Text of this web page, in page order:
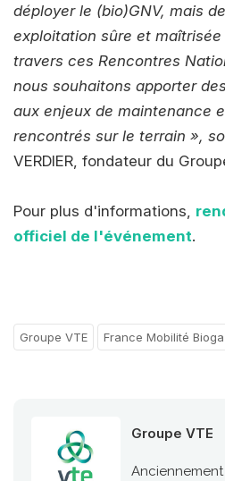
déployer le (bio)GNV, mais
exploitation sûre et
travers ces Rencontres
nous souhaitons apporter
aux enjeux de maintenance
rencontrés sur le terrain »,
VERDIER, fondateur du
Pour plus d'informations,
officiel de l'événement.
Groupe VTE France Mobilité
Groupe VTE
Anciennement